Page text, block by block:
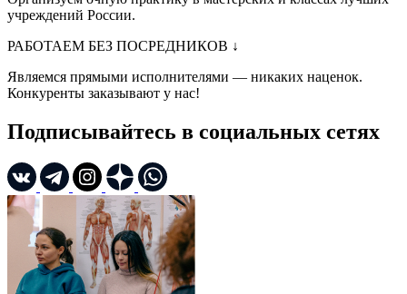
учреждений России.
РАБОТАЕМ БЕЗ ПОСРЕДНИКОВ ↓
Являемся прямыми исполнителями — никаких наценок.
Конкуренты заказывают у нас!
Подписывайтесь в социальных сетях